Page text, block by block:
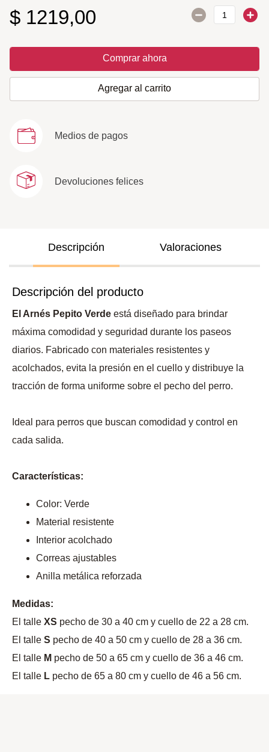
$ 1219,00
Comprar ahora
Agregar al carrito
Medios de pagos
Devoluciones felices
Descripción Valoraciones
Descripción del producto
El Arnés Pepito Verde está diseñado para brindar
máxima comodidad y seguridad durante los paseos
diarios. Fabricado con materiales resistentes y
acolchados, evita la presión en el cuello y distribuye la
tracción de forma uniforme sobre el pecho del perro.
Ideal para perros que buscan comodidad y control en
cada salida.
Características:
Color: Verde
Material resistente
Interior acolchado
Correas ajustables
Anilla metálica reforzada
Medidas:
El talle XS pecho de 30 a 40 cm y cuello de 22 a 28 cm.
El talle S pecho de 40 a 50 cm y cuello de 28 a 36 cm.
El talle M pecho de 50 a 65 cm y cuello de 36 a 46 cm.
El talle L pecho de 65 a 80 cm y cuello de 46 a 56 cm.